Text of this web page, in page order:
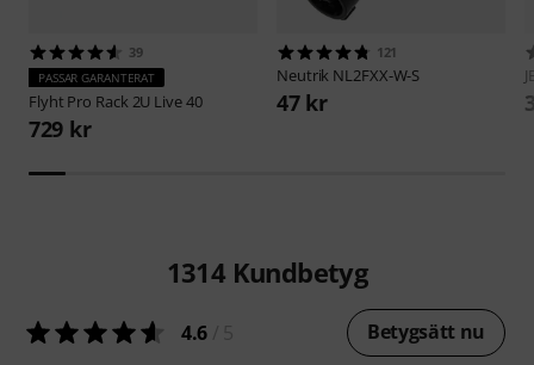
39
PASSAR GARANTERAT
Flyht Pro Rack 2U Live 40
729 kr
121
Neutrik NL2FXX-W-S
47 kr
1314 Kundbetyg
4.6 Betygsätt nu